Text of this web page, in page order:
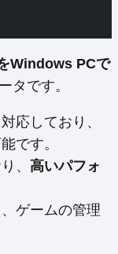
Windows PCで
タです。
応しており、
です。
、 高いパフォ
ゲームの管理